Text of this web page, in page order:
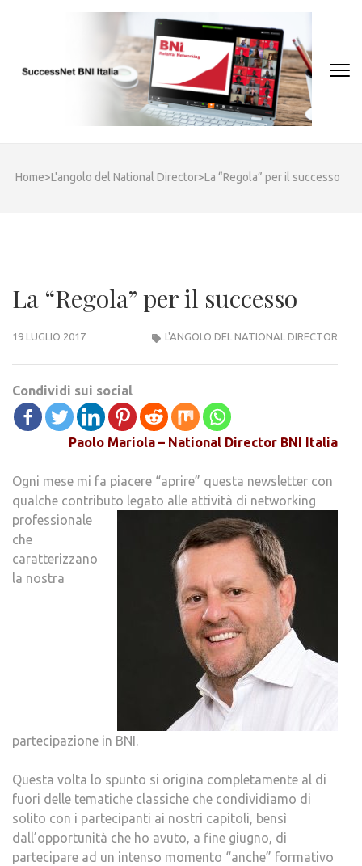
(Press
Home>L'angolo del National Director>La “Regola” per il successo
La “Regola” per il successo
19 LUGLIO 2017 L'ANGOLO DEL NATIONAL DIRECTOR
Condividi sui social
Paolo Mariola – National Director BNI Italia
Ogni mese mi fa piacere “aprire” questa newsletter con
qualche contributo legato alle attività di networking
professionale
che
caratterizzano
la nostra
partecipazione in BNI.
Questa volta lo spunto si origina completamente al di
fuori delle tematiche classiche che condividiamo di
solito con i partecipanti ai nostri capitoli, bensì
dall’opportunità che ho avuto, a fine giugno, di
partecipare ad un intenso momento “anche” formativo